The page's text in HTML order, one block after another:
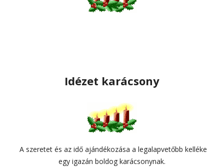
Idézet karácsony
A szeretet és az idő ajándékozása a legalapvetőbb kelléke
egy igazán boldog karácsonynak.